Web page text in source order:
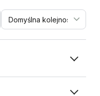
Sortowanie